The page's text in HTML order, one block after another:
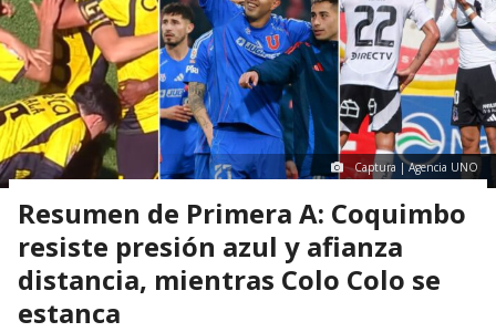
Captura | Agencia UNO
Resumen de Primera A: Coquimbo
resiste presión azul y afianza
distancia, mientras Colo Colo se
estanca